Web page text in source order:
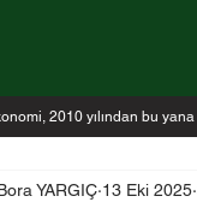
2010 yılından bu
YARGIÇ 13 Eki 2025